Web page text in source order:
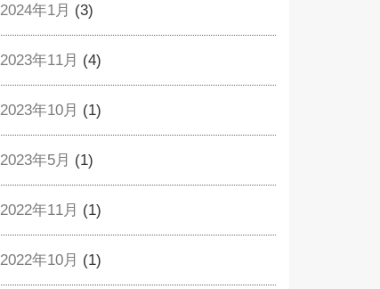
2024年1月 (3)
2023年11月 (4)
2023年10月 (1)
2023年5月 (1)
2022年11月 (1)
2022年10月 (1)